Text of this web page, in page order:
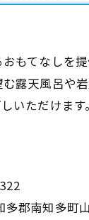
もてなしを
露天風呂や
いただけま
多郡南知多町